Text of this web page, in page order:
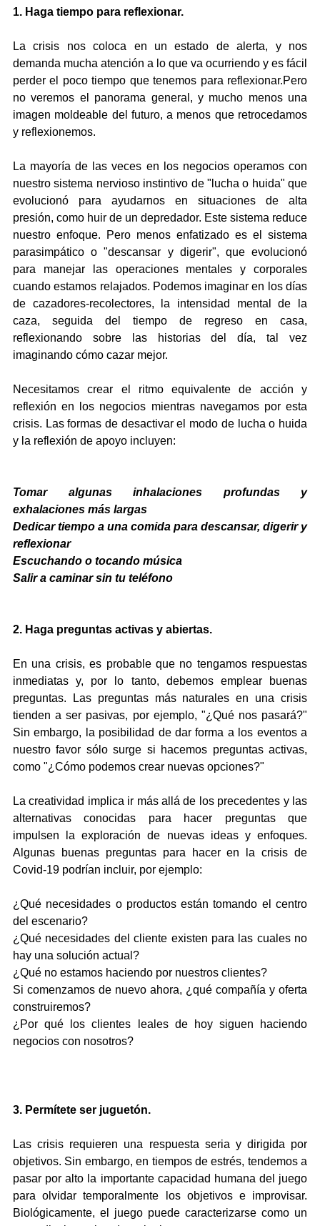
1. Haga tiempo para reflexionar.
La crisis nos coloca en un estado de alerta, y nos
demanda mucha atención a lo que va ocurriendo y es fácil
perder el poco tiempo que tenemos para reflexionar.Pero
no veremos el panorama general, y mucho menos una
imagen moldeable del futuro, a menos que retrocedamos
y reflexionemos.
La mayoría de las veces en los negocios operamos con
nuestro sistema nervioso instintivo de "lucha o huida" que
evolucionó para ayudarnos en situaciones de alta
presión, como huir de un depredador. Este sistema reduce
nuestro enfoque. Pero menos enfatizado es el sistema
parasimpático o "descansar y digerir", que evolucionó
para manejar las operaciones mentales y corporales
cuando estamos relajados. Podemos imaginar en los días
de cazadores-recolectores, la intensidad mental de la
caza, seguida del tiempo de regreso en casa,
reflexionando sobre las historias del día, tal vez
imaginando cómo cazar mejor.
Necesitamos crear el ritmo equivalente de acción y
reflexión en los negocios mientras navegamos por esta
crisis. Las formas de desactivar el modo de lucha o huida
y la reflexión de apoyo incluyen:
Tomar algunas inhalaciones profundas y
exhalaciones más largas
Dedicar tiempo a una comida para descansar, digerir y
reflexionar
Escuchando o tocando música
Salir a caminar sin tu teléfono
2. Haga preguntas activas y abiertas.
En una crisis, es probable que no tengamos respuestas
inmediatas y, por lo tanto, debemos emplear buenas
preguntas. Las preguntas más naturales en una crisis
tienden a ser pasivas, por ejemplo, "¿Qué nos pasará?"
Sin embargo, la posibilidad de dar forma a los eventos a
nuestro favor sólo surge si hacemos preguntas activas,
como "¿Cómo podemos crear nuevas opciones?"
La creatividad implica ir más allá de los precedentes y las
alternativas conocidas para hacer preguntas que
impulsen la exploración de nuevas ideas y enfoques.
Algunas buenas preguntas para hacer en la crisis de
Covid-19 podrían incluir, por ejemplo:
¿Qué necesidades o productos están tomando el centro
del escenario?
¿Qué necesidades del cliente existen para las cuales no
hay una solución actual?
¿Qué no estamos haciendo por nuestros clientes?
Si comenzamos de nuevo ahora, ¿qué compañía y oferta
construiremos?
¿Por qué los clientes leales de hoy siguen haciendo
negocios con nosotros?
3. Permítete ser juguetón.
Las crisis requieren una respuesta seria y dirigida por
objetivos. Sin embargo, en tiempos de estrés, tendemos a
pasar por alto la importante capacidad humana del juego
para olvidar temporalmente los objetivos e improvisar.
Biológicamente, el juego puede caracterizarse como un